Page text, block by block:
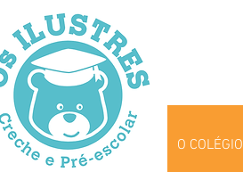
O COLÉGIO